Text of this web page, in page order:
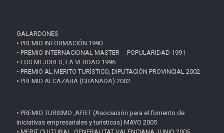
GALARDONES
• PREMIO INFORMACIÓN 1990
• PREMIO INTERNACIONAL MASTER POPULARIDAD 1991
• LOS MEJORES, LA VERDAD 1996
• PREMIO AL MERITO TURÍSTICO, DIPUTACIÓN PROVINCIAL 2002
• PREMIO ALCAZABA (GRANADA) 2002
• PREMIO TURISMO ,AFIET (Asociación para el fomento de
iniciativas empresariales y turísticas) MAYO 2005